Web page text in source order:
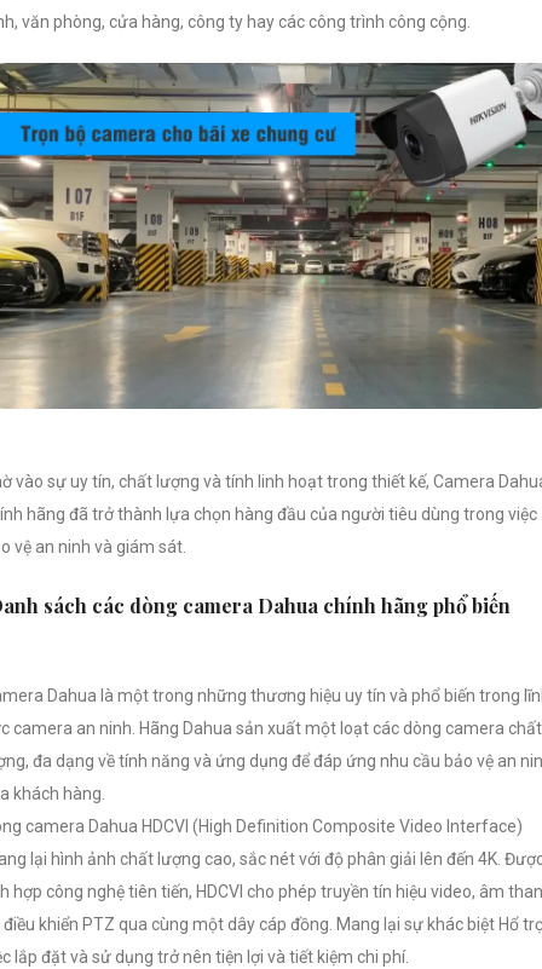
văn phòng, cửa hàng, công ty hay các công trình công cộng.
vào sự uy tín, chất lượng và tính linh hoạt trong thiết kế, Camera
hãng đã trở thành lựa chọn hàng đầu của người tiêu dùng trong việc
vệ an ninh và giám sát.
sách các dòng camera Dahua chính hãng phổ biến
Dahua là một trong những thương hiệu uy tín và phổ biến trong
camera an ninh. Hãng Dahua sản xuất một loạt các dòng camera chất
đa dạng về tính năng và ứng dụng để đáp ứng nhu cầu bảo vệ an
khách hàng.
camera Dahua HDCVI (High Definition Composite Video Interface)
lại hình ảnh chất lượng cao, sắc nét với độ phân giải lên đến 4K.
hợp công nghệ tiên tiến, HDCVI cho phép truyền tín hiệu video, âm
điều khiển PTZ qua cùng một dây cáp đồng. Mang lại sự khác biệt Hổ
lắp đặt và sử dụng trở nên tiện lợi và tiết kiệm chi phí.